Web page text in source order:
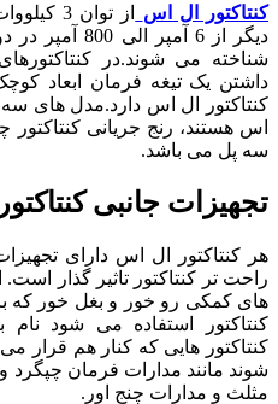
کنتاکتور ال اس
دیگر از 6 آمپر الی 800 آمپر در دو سری با نام MC 3P
شناخته می شوند.در
داشتن یک تیغه فرمان ابعاد
کنتاکتور ال اس دارد.مدل های سه
اس هستند، رنج جریانی کنتاکتور
سه پل می باشد.
تجهیزات جانبی
هر کنتاکتور ال اس دارای
راحت تر کنتاکتور تاثیر گذار
های کمکی رو خور و بغل خور که
کنتاکتور استفاده می شود نام
کنتاکتور هایی که کنار هم قرار
شوند مانند مدارات فرمان چپگرد و
مثلث و مدارات چنج اور.